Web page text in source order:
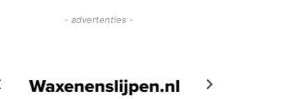
advertenties -